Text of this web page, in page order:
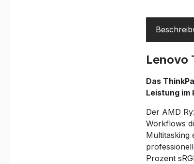
Lenovo
Das
Leistung im
Der AMD
Workflows
Multitasking
Prozent